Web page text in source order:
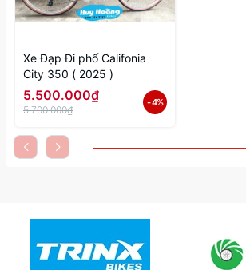
Xe Đạp Đi phố Califonia
City 350 ( 2025 )
5.500.000₫
5.700.000₫
- 4%